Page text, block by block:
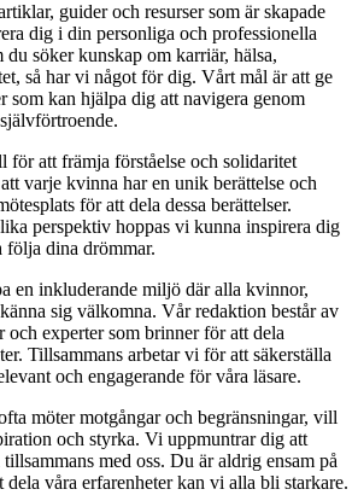
guider och resurser som är skapade
dig i din personliga och professionella
söker kunskap om karriär, hälsa,
så har vi något för dig. Vårt mål är att ge
som kan hjälpa dig att navigera genom
att främja förståelse och solidaritet
varje kvinna har en unik berättelse och
för att dela dessa berättelser.
perspektiv hoppas vi kunna inspirera dig
följa dina drömmar.
en inkluderande miljö där alla kvinnor,
sig välkomna. Vår redaktion består av
och experter som brinner för att dela
Tillsammans arbetar vi för att säkerställa
och engagerande för våra läsare.
möter motgångar och begränsningar, vill
och styrka. Vi uppmuntrar dig att
med oss. Du är aldrig ensam på
dela våra erfarenheter kan vi alla bli starkare.